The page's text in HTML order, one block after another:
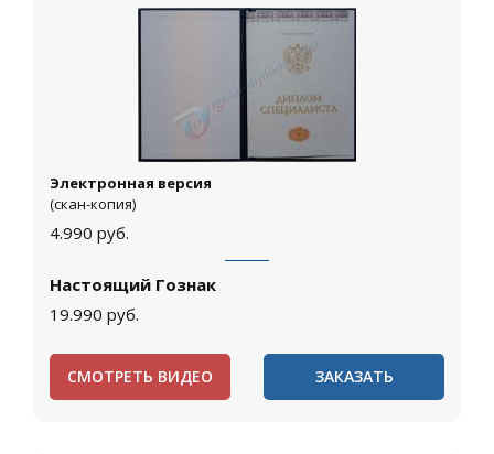
Электронная версия
(скан-копия)
4.990 руб.
Настоящий Гознак
19.990 руб.
СМОТРЕТЬ ВИДЕО ЗАКАЗАТЬ